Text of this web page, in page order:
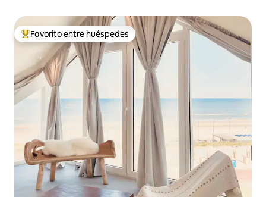
Favorito entre los huéspedes más destacados
Favorito entre huéspedes